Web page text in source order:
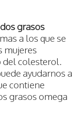
grasos
a los que se
mujeres
colesterol.
ayudarnos a
contiene
grasos omega